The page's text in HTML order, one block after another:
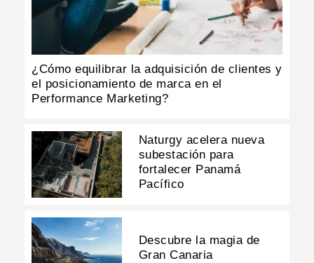
¿Cómo equilibrar la adquisición de clientes y
el posicionamiento de marca en el
Performance Marketing?
Naturgy acelera nueva
subestación para
fortalecer Panamá
Pacífico
Descubre la magia de
Gran Canaria